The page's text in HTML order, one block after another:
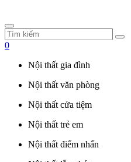
0
Nội thất gia đình
Nội thất văn phòng
Nội thất cửa tiệm
Nội thất trẻ em
Nội thất điểm nhấn